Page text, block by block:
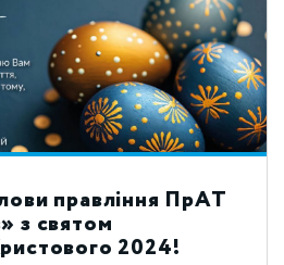
правління ПрАТ
з святом
2024!